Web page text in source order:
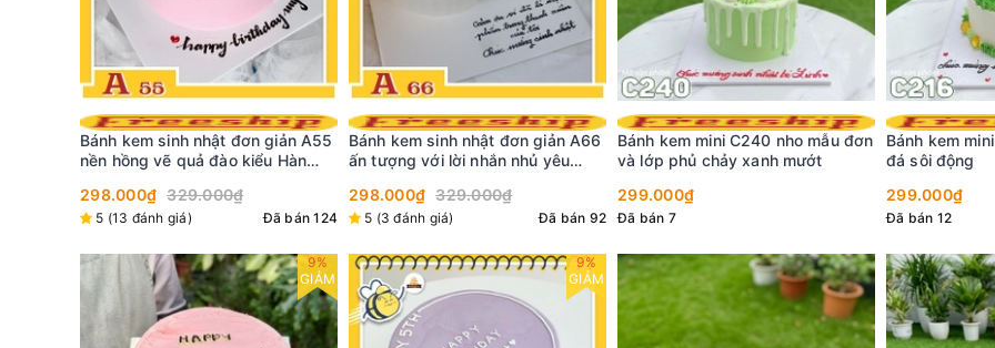
Bánh kem sinh nhật đơn giản A66
ấn tượng với lời nhắn nhủ yêu
phương
298.000₫ 329.000₫
5 (3 đánh giá) Đã bán 92
9%
GIẢM
Bánh kem mini C240 nho mẫu đơn
và lớp phủ chảy xanh mướt
299.000₫
Đã bán 7
Bánh kem mini C216 sân cỏ bóng
đá sôi động
299.000₫
Đã bán 12
Bánh kem
nền trắng
298.000₫
4,9 (75 đánh